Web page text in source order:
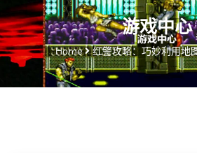
游戏中心
Home 红警攻略：巧妙利用地